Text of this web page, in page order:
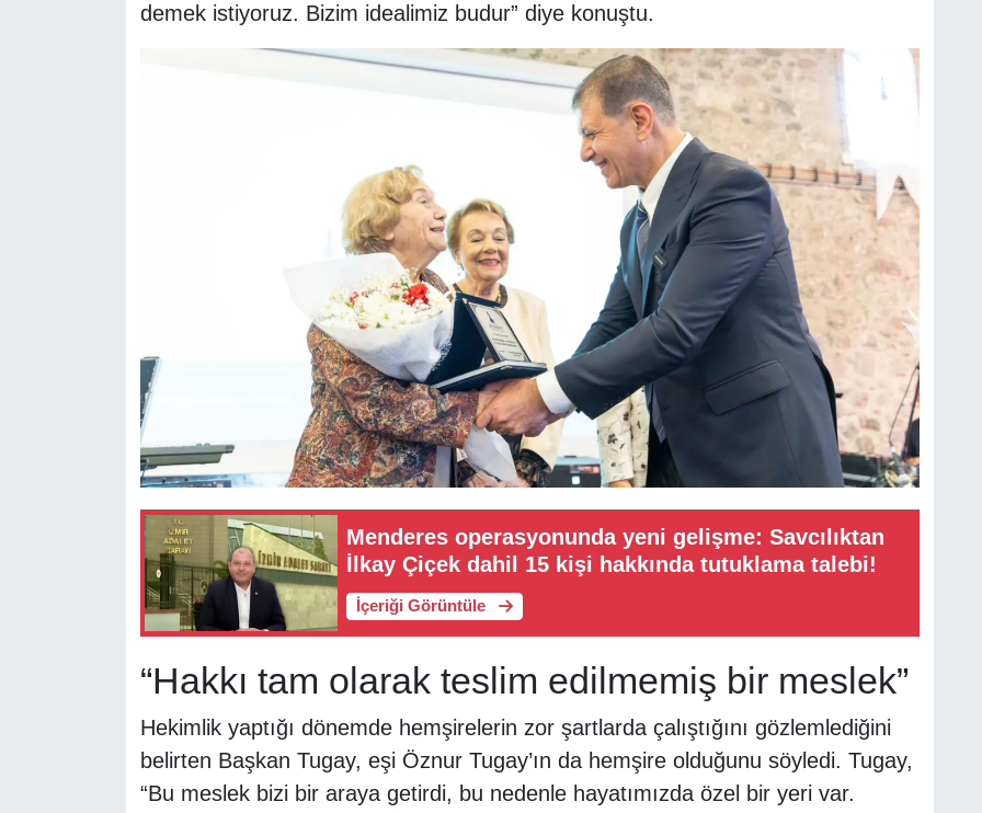
demek istiyoruz. Bizim idealimiz budur” diye konuştu.
Menderes operasyonunda yeni gelişme: Savcılıktan
İlkay Çiçek dahil 15 kişi hakkında tutuklama talebi!
İçeriği Görüntüle
“Hakkı tam olarak teslim edilmemiş bir meslek”
Hekimlik yaptığı dönemde hemşirelerin zor şartlarda çalıştığını gözlemlediğini
belirten Başkan Tugay, eşi Öznur Tugay’ın da hemşire olduğunu söyledi. Tugay,
“Bu meslek bizi bir araya getirdi, bu nedenle hayatımızda özel bir yeri var.